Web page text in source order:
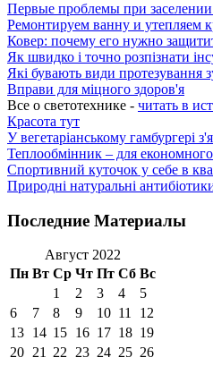
Первые проблемы при
Ремонтируем ванну и утепляем
Ковер: почему его нужно
Як швидко і точно розпізнати
Які бувають види протезування
Вправи для міцного здоров'я
Все о светотехнике - читать в
Красота тут
У вегетаріанському гамбургері
Теплообмінник – для економного
Спортивний куточок у себе в
Природні натуральні
Последние Материалы
Август 2022
Пн Вт Ср Чт Пт Сб Вс
1
2 3 4
5
6
7 8 9 10 11
12
13 14 15 16 17 18 19
20 21 22 23 24 25 26